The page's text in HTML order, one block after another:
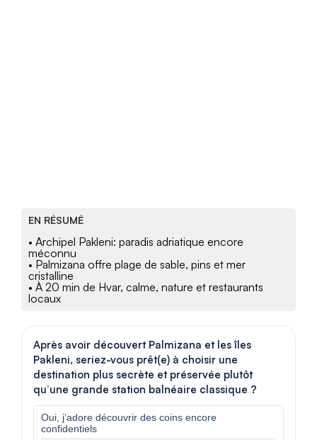
EN RÉSUMÉ
• Archipel Pakleni: paradis adriatique encore
méconnu
• Palmizana offre plage de sable, pins et mer
cristalline
• À 20 min de Hvar, calme, nature et restaurants
locaux
Après avoir découvert Palmizana et les îles
Pakleni, seriez-vous prêt(e) à choisir une
destination plus secrète et préservée plutôt
qu’une grande station balnéaire classique ?
Oui, j’adore découvrir des coins encore
confidentiels